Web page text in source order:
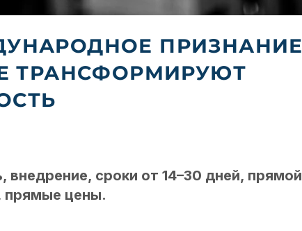
ПРИЗНАНИЕ
ТРАНСФОРМИРУЮТ
внедрение, сроки от 14–30 дней, прямой
прямые цены.